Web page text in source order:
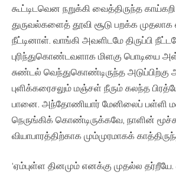
கூட்டிடவென நறுக்கி வைத்திருந்த
துருவல்களைத் தூவி சூடு பறக்க
நீட்டினாள். வாங்கி அவளிடமே திருப்பி
புரிந்துகொண்டவளாக மிளகு பொடியை
சுண்டல் வெந்துகொண்டிருந்த அடுப்பிற்கு
புளிக்கரைசலும் மஞ்சள் நீரும் கலந்த
பானை. அந்தோணியார் மேனிலைப் பள்ளி
நெருங்கிக் கொண்டிருக்கவே, நாளின்
வியாபாரத்திற்காக மும்முரமாகக்
‘ஏம்புள்ள தினமும் எனக்கு முதல்ல